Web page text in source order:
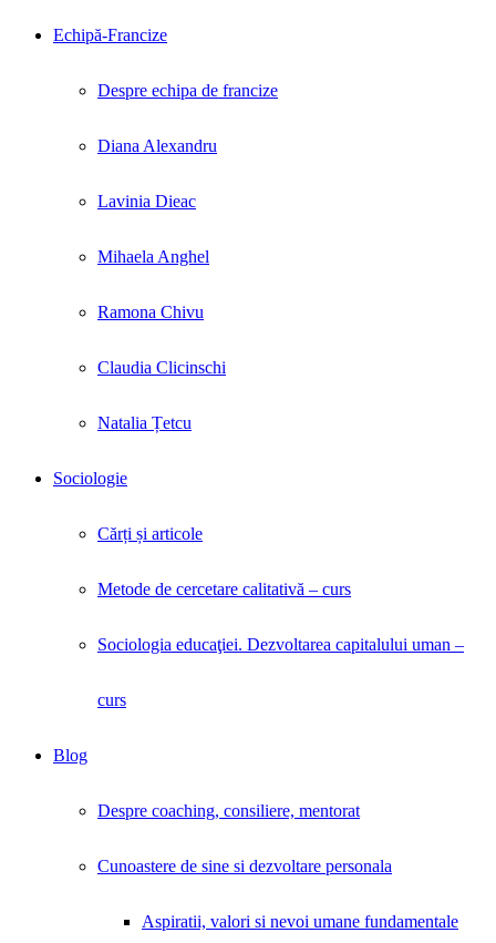
Echipă-Francize
Despre echipa de francize
Diana Alexandru
Lavinia Dieac
Mihaela Anghel
Ramona Chivu
Claudia Clicinschi
Natalia Țetcu
Sociologie
Cărți și articole
Metode de cercetare calitativă – curs
Sociologia educaţiei. Dezvoltarea capitalului uman –
curs
Blog
Despre coaching, consiliere, mentorat
Cunoastere de sine si dezvoltare personala
Aspiratii, valori si nevoi umane fundamentale